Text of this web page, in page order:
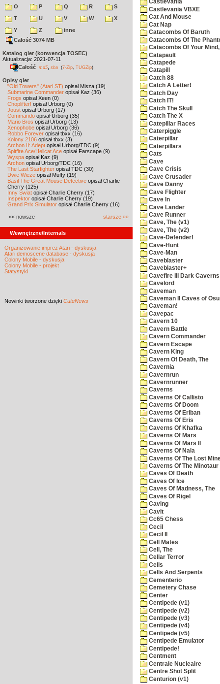
O
P Q R
S
T
U V W
X
Y
Z
inne
Całość 3074 MB
Katalog gier (konwencja TOSEC)
Aktualizacja: 2021-07-11
Całość md5 sha (7-Zip TUGZip)
Opisy gier
"Old Towers" (Atari ST) opisał Misza (19)
Submarine Commander opisał Kaz (36)
Frogs opisał Xeen (0)
Choplifter! opisał Urborg (0)
Joust opisał Urborg (17)
Commando opisał Urborg (35)
Mario Bros opisał Urborg (13)
Xenophobe opisał Urborg (36)
Robbo Forever opisał tbxx (16)
Kolony 2106 opisał tbxx (3)
Archon II: Adept opisał Urborg/TDC (9)
Spitfire Ace/Hellcat Ace opisał Farscape (9)
Wyspa opisał Kaz (9)
Archon opisał Urborg/TDC (16)
The Last Starfighter opisał TDC (30)
Dwie Wieże opisał Muffy (19)
Basil The Great Mouse Detective opisał Charlie
Cherry (125)
Inny Świat opisał Charlie Cherry (17)
Inspektor opisał Charlie Cherry (19)
Grand Prix Simulator opisał Charlie Cherry (16)
«« nowsze starsze »»
Wewnętrzne/Internals
Organizowanie imprez Atari - dyskusja
Atari demoscene database - dyskusja
Colony Mobile - dyskusja
Colony Mobile - projekt
Statystyki
Nowinki tworzone dzięki CuteNews
Castlevania
Castlevania VBXE
Cat And Mouse
Cat Nap
Catacombs Of Baruth
Catacombs Of The
Catacombs Of Your
Catapault
Catapede
Catapill
Catch 88
Catch A Letter!
Catch Day
Catch IT!
Catch The Skull
Catch The X
Catepillar Races
Caterpiggle
Caterpillar
Caterpillars
Cats
Cave
Cave Crisis
Cave Crusader
Cave Danny
Cave Flighter
Cave In
Cave Lander
Cave Runner
Cave, The (v1)
Cave, The (v2)
Cave-Defender!
Cave-Hunt
Cave-Man
Caveblaster
Caveblaster+
Cavefire III Dark Caverns
Cavelord
Caveman
Caveman II Caves of
Caveman!
Cavepac
Cavern 10
Cavern Battle
Cavern Commander
Cavern Escape
Cavern King
Cavern Of Death, The
Cavernia
Cavernrun
Cavernrunner
Caverns
Caverns Of Callisto
Caverns Of Doom
Caverns Of Eriban
Caverns Of Eris
Caverns Of Khafka
Caverns Of Mars
Caverns Of Mars II
Caverns Of Nala
Caverns Of The Lost
Caverns Of The Minotaur
Caves Of Death
Caves Of Ice
Caves Of Madness, The
Caves Of Rigel
Caving
Cavit
Cc65 Chess
Cecil
Cecil II
Cell Mates
Cell, The
Cellar Terror
Cells
Cells And Serpents
Cementerio
Cemetery Chase
Center
Centipede (v1)
Centipede (v2)
Centipede (v3)
Centipede (v4)
Centipede (v5)
Centipede Emulator
Centipede!
Centment
Centrale Nucleaire
Centre Shot Split
Centurion (v1)